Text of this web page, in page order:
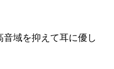
域を抑えて耳に優し